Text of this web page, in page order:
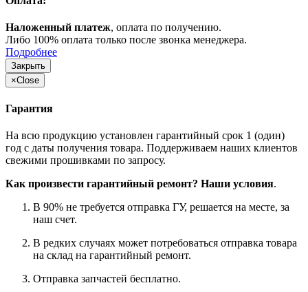
Наложенный платеж, оплата по получению.
Либо 100% оплата только после звонка менеджера.
Подробнее
Закрыть
×Close
Гарантия
На всю продукцию установлен гарантийный срок 1 (один)
год с даты получения товара. Поддерживаем наших клиентов
свежими прошивками по запросу.
Как произвести гарантийный ремонт? Наши условия.
В 90% не требуется отправка ГУ, решается на месте, за
наш счет.
В редких случаях может потребоваться отправка товара
на склад на гарантийный ремонт.
Отправка запчастей бесплатно.